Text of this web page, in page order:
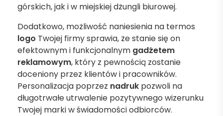
górskich, jak i w miejskiej dżungli biurowej.
Dodatkowo, możliwość naniesienia na termos
logo Twojej firmy sprawia, że stanie się on
efektownym i funkcjonalnym gadżetem
reklamowym, który z pewnością zostanie
doceniony przez klientów i pracowników.
Personalizacja poprzez nadruk pozwoli na
długotrwałe utrwalenie pozytywnego wizerunku
Twojej marki w świadomości odbiorców.